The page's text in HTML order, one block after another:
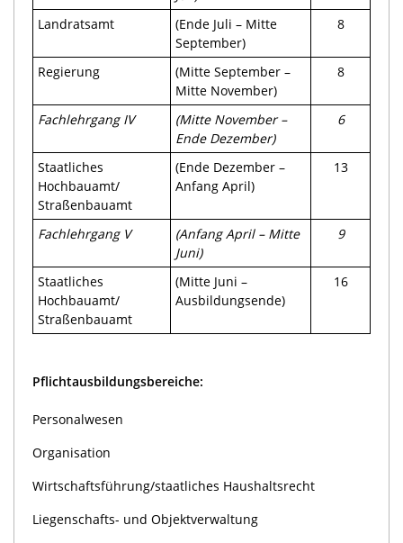
Landratsamt
(Ende Juli – Mitte
September)
8
Regierung
(Mitte September –
Mitte November)
8
Fachlehrgang IV
(Mitte November –
Ende Dezember)
6
Staatliches
Hochbauamt/
Straßenbauamt
(Ende Dezember –
Anfang April)
13
Fachlehrgang V
(Anfang April – Mitte
Juni)
9
Staatliches
Hochbauamt/
Straßenbauamt
(Mitte Juni –
Ausbildungsende)
16
Pflichtausbildungsbereiche:
Personalwesen
Organisation
Wirtschaftsführung/staatliches Haushaltsrecht
Liegenschafts- und Objektverwaltung